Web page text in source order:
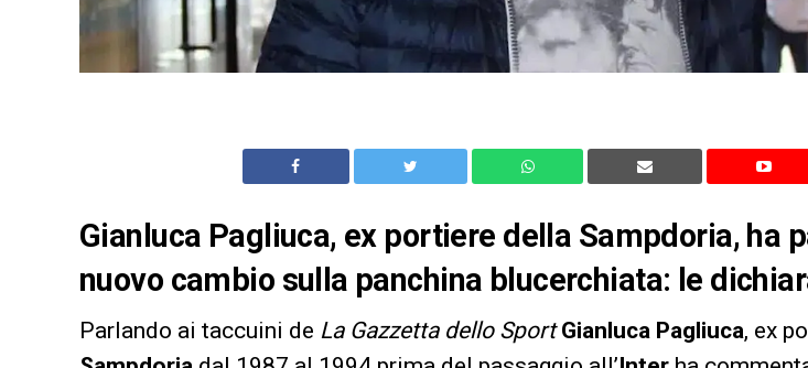
Gianluca Pagliuca, ex portiere della Sampdoria, ha
nuovo cambio sulla panchina blucerchiata: le
Parlando ai taccuini de La Gazzetta dello Sport Gianluca Pagliuca, ex